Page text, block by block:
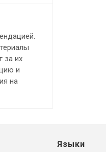
за их
и
на
Языки